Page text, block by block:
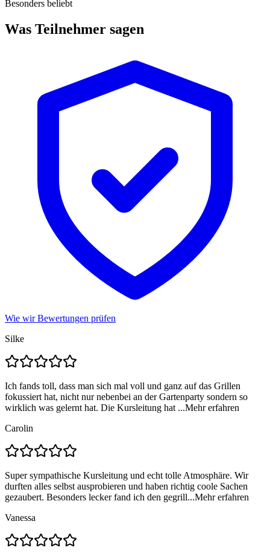
Besonders beliebt
Was Teilnehmer sagen
Wie wir Bewertungen prüfen
Silke
Ich fands toll, dass man sich mal voll und ganz auf das Grillen
fokussiert hat, nicht nur nebenbei an der Gartenparty sondern so
wirklich was gelernt hat. Die Kursleitung hat ...Mehr erfahren
Carolin
Super sympathische Kursleitung und echt tolle Atmosphäre. Wir
durften alles selbst ausprobieren und haben richtig coole Sachen
gezaubert. Besonders lecker fand ich den gegrill...Mehr erfahren
Vanessa